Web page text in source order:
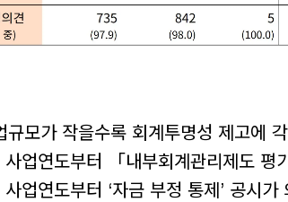
모가 작을수록 회계투명성 제고에
업연도부터 「내부회계관리제도 평
업연도부터 ‘자금 부정 통제’ 공시가